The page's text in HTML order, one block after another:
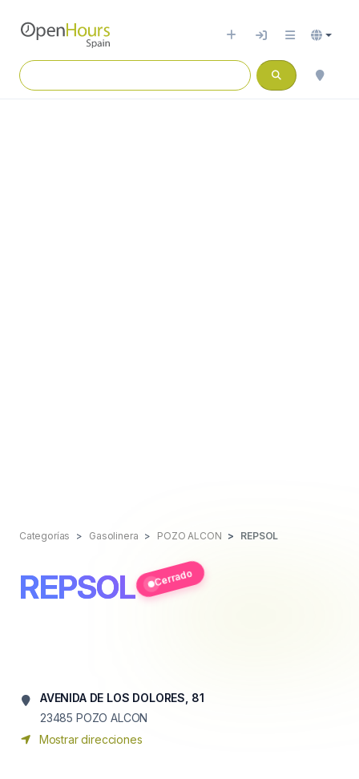
Categorías Gasolinera POZO ALCON REPSOL
REPSOL Cerrado
AVENIDA DE LOS DOLORES, 81
23485 POZO ALCON
Mostrar direcciones